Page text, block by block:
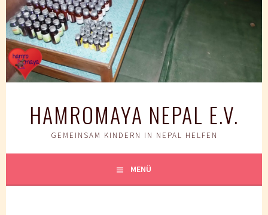
HAMROMAYA NEPAL E.V.
GEMEINSAM KINDERN IN NEPAL HELFEN
MENÜ